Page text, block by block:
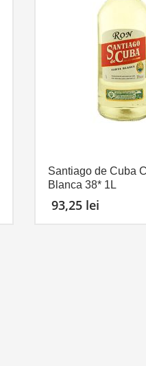
Santiago de Cuba
Blanca 38* 1L
93,25 lei